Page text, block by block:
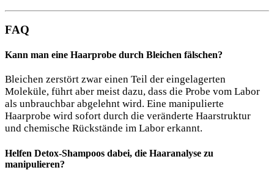
FAQ
Kann man eine Haarprobe durch Bleichen fälschen?
Bleichen zerstört zwar einen Teil der eingelagerten
Moleküle, führt aber meist dazu, dass die Probe vom Labor
als unbrauchbar abgelehnt wird. Eine manipulierte
Haarprobe wird sofort durch die veränderte Haarstruktur
und chemische Rückstände im Labor erkannt.
Helfen Detox-Shampoos dabei, die Haaranalyse zu
manipulieren?